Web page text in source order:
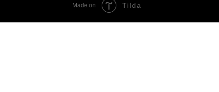
Made on Tilda